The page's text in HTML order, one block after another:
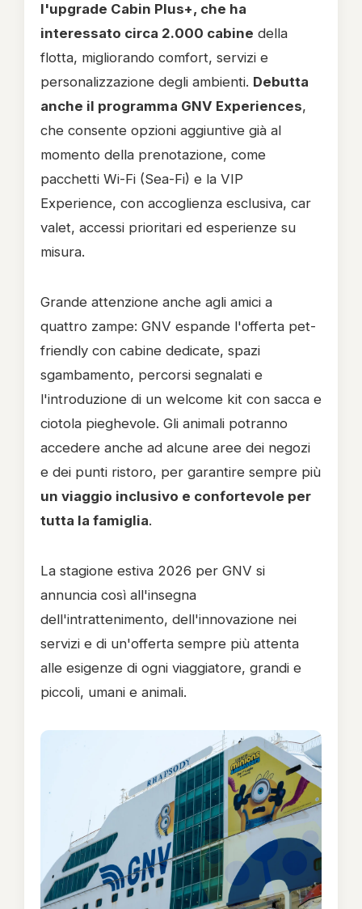
l'upgrade Cabin Plus+, che ha
interessato circa 2.000 cabine della
flotta, migliorando comfort, servizi e
personalizzazione degli ambienti. Debutta
anche il programma GNV Experiences,
che consente opzioni aggiuntive già al
momento della prenotazione, come
pacchetti Wi-Fi (Sea-Fi) e la VIP
Experience, con accoglienza esclusiva, car
valet, accessi prioritari ed esperienze su
misura.
Grande attenzione anche agli amici a
quattro zampe: GNV espande l'offerta pet-
friendly con cabine dedicate, spazi
sgambamento, percorsi segnalati e
l'introduzione di un welcome kit con sacca e
ciotola pieghevole. Gli animali potranno
accedere anche ad alcune aree dei negozi
e dei punti ristoro, per garantire sempre più
un viaggio inclusivo e confortevole per
tutta la famiglia.
La stagione estiva 2026 per GNV si
annuncia così all'insegna
dell'intrattenimento, dell'innovazione nei
servizi e di un'offerta sempre più attenta
alle esigenze di ogni viaggiatore, grandi e
piccoli, umani e animali.